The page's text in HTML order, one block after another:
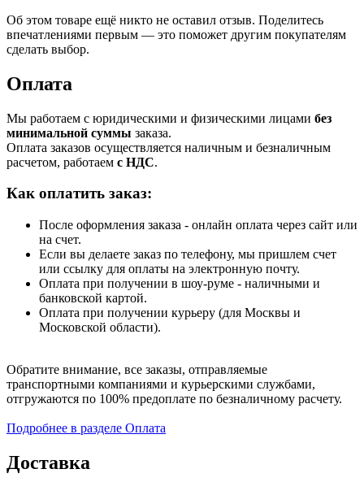
Об этом товаре ещё никто не оставил отзыв. Поделитесь
впечатлениями первым — это поможет другим покупателям
сделать выбор.
Оплата
Мы работаем с юридическими и физическими лицами без
минимальной суммы заказа.
Оплата заказов осуществляется наличным и безналичным
расчетом, работаем с НДС.
Как оплатить заказ:
После оформления заказа - онлайн оплата через сайт или
на счет.
Если вы делаете заказ по телефону, мы пришлем счет
или ссылку для оплаты на электронную почту.
Оплата при получении в шоу-руме - наличными и
банковской картой.
Оплата при получении курьеру (для Москвы и
Московской области).
Обратите внимание, все заказы, отправляемые
транспортными компаниями и курьерскими службами,
отгружаются по 100% предоплате по безналичному расчету.
Подробнее в разделе Оплата
Доставка